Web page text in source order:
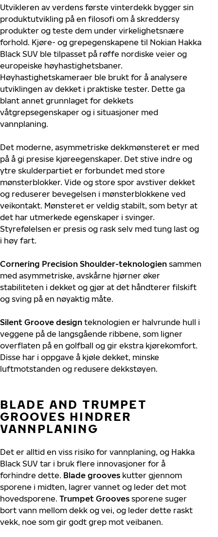
Utvikleren av verdens første vinterdekk bygger sin
produktutvikling på en filosofi om å skreddersy
produkter og teste dem under virkelighetsnære
forhold. Kjøre- og grepegenskapene til Nokian Hakka
Black SUV ble tilpasset på røffe nordiske veier og
europeiske høyhastighetsbaner.
Høyhastighetskameraer ble brukt for å analysere
utviklingen av dekket i praktiske tester. Dette ga
blant annet grunnlaget for dekkets
våtgrepsegenskaper og i situasjoner med
vannplaning.
Det moderne, asymmetriske dekkmønsteret er med
på å gi presise kjøreegenskaper. Det stive indre og
ytre skulderpartiet er forbundet med store
mønsterblokker. Vide og store spor avstiver dekket
og reduserer bevegelsen i mønsterblokkene ved
veikontakt. Mønsteret er veldig stabilt, som betyr at
det har utmerkede egenskaper i svinger.
Styrefølelsen er presis og rask selv med tung last og
i høy fart.
Cornering Precision Shoulder-teknologien sammen
med asymmetriske, avskårne hjørner øker
stabiliteten i dekket og gjør at det håndterer filskift
og sving på en nøyaktig måte.
Silent Groove design teknologien er halvrunde hull i
veggene på de langsgående ribbene, som ligner
overflaten på en golfball og gir ekstra kjørekomfort.
Disse har i oppgave å kjøle dekket, minske
luftmotstanden og redusere dekkstøyen.
BLADE AND TRUMPET
GROOVES HINDRER
VANNPLANING
Det er alltid en viss risiko for vannplaning, og Hakka
Black SUV tar i bruk flere innovasjoner for å
forhindre dette. Blade grooves kutter gjennom
sporene i midten, lagrer vannet og leder det mot
hovedsporene. Trumpet Grooves sporene suger
bort vann mellom dekk og vei, og leder dette raskt
vekk, noe som gir godt grep mot veibanen.